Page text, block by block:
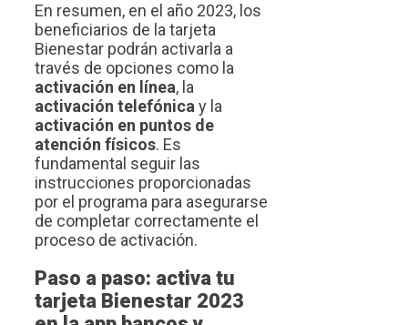
En resumen, en el año 2023, los
beneficiarios de la tarjeta
Bienestar podrán activarla a
través de opciones como la
activación en línea, la
activación telefónicay la
activación en puntos de
atención físicos. Es
fundamental seguir las
instrucciones proporcionadas
por el programa para asegurarse
de completar correctamente el
proceso de activación.
Paso a paso: activa tu
tarjeta Bienestar 2023